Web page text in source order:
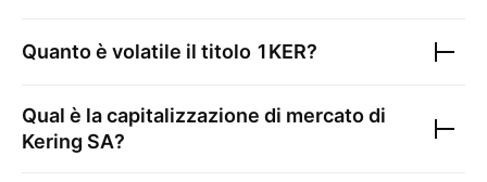
Quanto è volatile il titolo 1KER?
Qual è la capitalizzazione di mercato di
Kering SA?